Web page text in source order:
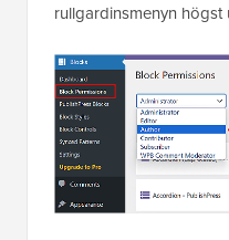
rullgardinsmenyn högst